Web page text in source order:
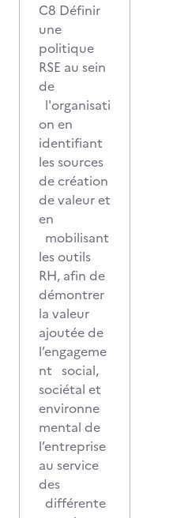
C8 Définir
une
politique
RSE au sein
de
l'organisati
on en
identifiant
les sources
de création
de valeur et
en
mobilisant
les outils
RH, afin de
démontrer
la valeur
ajoutée de
l’engageme
nt social,
sociétal et
environne
mental de
l’entreprise
au service
des
différente